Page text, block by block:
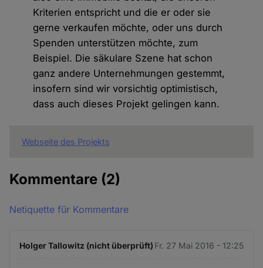
Kriterien entspricht und die er oder sie
gerne verkaufen möchte, oder uns durch
Spenden unterstützen möchte, zum
Beispiel. Die säkulare Szene hat schon
ganz andere Unternehmungen gestemmt,
insofern sind wir vorsichtig optimistisch,
dass auch dieses Projekt gelingen kann.
Webseite des Projekts
Kommentare (2)
Netiquette für Kommentare
Holger Tallowitz (nicht überprüft) Fr. 27 Mai 2016 - 12:25